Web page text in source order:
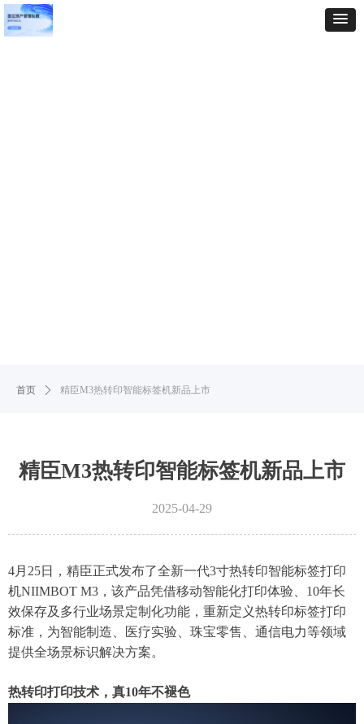
精臣M3热转印智能标签机新品上市
首页 ꄲ 精臣M3热转印智能标签机新品上市
2025-04-29
4月25日，精臣正式发布了全新一代3寸热转印智能标签打印
机NIIMBOT M3，该产品凭借移动智能化打印体验、10年长
效保存‌及‌多行业场景定制化功能‌，重新定义热转印标签打印
标准，为智能制造、医疗实验、珠宝零售、通信电力等领域
提供全场景标识解决方案。
热转印打印技术，真10年不褪色